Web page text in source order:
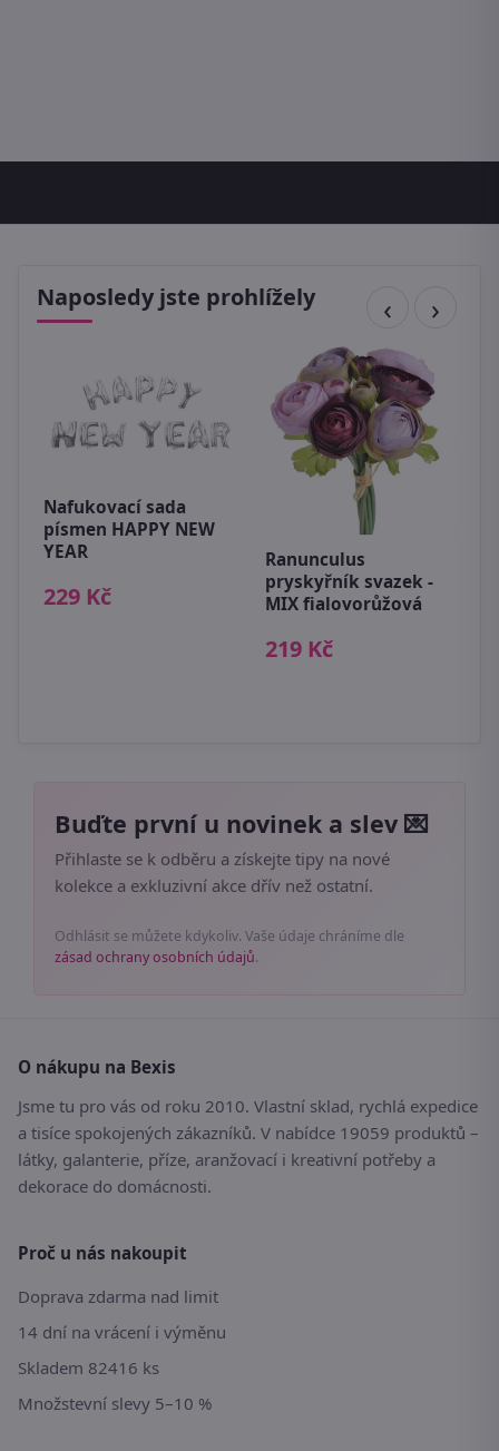
Naposledy jste prohlížely
Nafukovací sada
písmen HAPPY NEW
YEAR
229 Kč
Ranunculus
pryskyřník svazek -
MIX fialovorůžová
219 Kč
Buďte první u novinek a slev 💌
Přihlaste se k odběru a získejte tipy na nové
kolekce a exkluzivní akce dřív než ostatní.
Odhlásit se můžete kdykoliv. Vaše údaje chráníme dle
zásad ochrany osobních údajů.
O nákupu na Bexis
Jsme tu pro vás od roku 2010. Vlastní sklad, rychlá expedice
a tisíce spokojených zákazníků. V nabídce 19059 produktů –
látky, galanterie, příze, aranžovací i kreativní potřeby a
dekorace do domácnosti.
Proč u nás nakoupit
Doprava zdarma nad limit
14 dní na vrácení i výměnu
Skladem 82416 ks
Množstevní slevy 5–10 %